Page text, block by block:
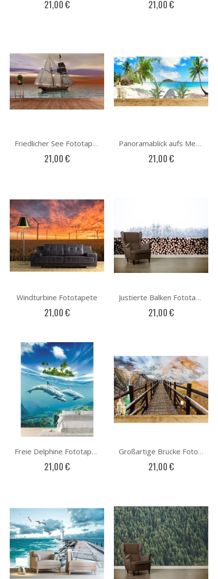
21,00 € 21,00 €
Friedlicher See Fototapete
21,00 €
Panoramablick aufs Meer Fototapete
21,00 €
Windturbine Fototapete
21,00 €
Justierte Balken Fototapete
21,00 €
Freie Delphine Fototapete
21,00 €
Großartige Brücke Fototapete
21,00 €